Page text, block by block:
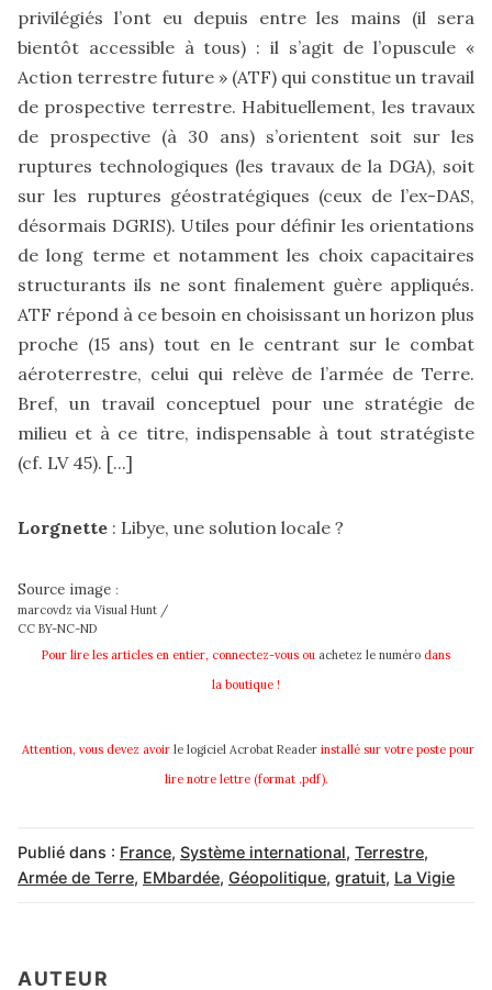
privilégiés l’ont eu depuis entre les mains (il sera
bientôt accessible à tous) : il s’agit de l’opuscule «
Action terrestre future » (ATF) qui constitue un travail
de prospective terrestre. Habituellement, les travaux
de prospective (à 30 ans) s’orientent soit sur les
ruptures technologiques (les travaux de la DGA), soit
sur les ruptures géostratégiques (ceux de l’ex-DAS,
désormais DGRIS). Utiles pour définir les orientations
de long terme et notamment les choix capacitaires
structurants ils ne sont finalement guère appliqués.
ATF répond à ce besoin en choisissant un horizon plus
proche (15 ans) tout en le centrant sur le combat
aéroterrestre, celui qui relève de l’armée de Terre.
Bref, un travail conceptuel pour une stratégie de
milieu et à ce titre, indispensable à tout stratégiste
(cf. LV 45). [...]
Lorgnette : Libye, une solution locale ?
Source image :
marcovdz via Visual Hunt /
CC BY-NC-ND
Pour lire les articles en entier, connectez-vous ou achetez le numéro dans
la boutique !
Attention, vous devez avoir le logiciel Acrobat Readerinstallé sur votre poste pour
lire notre lettre (format .pdf).
Publié dans : France, Système international, Terrestre,
Armée de Terre, EMbardée, Géopolitique, gratuit, La Vigie
AUTEUR